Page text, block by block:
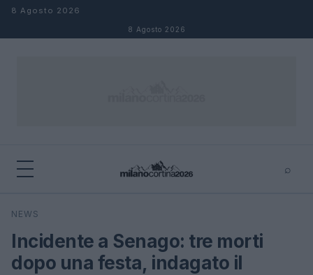
Salta al contenuto
8 Agosto 2026
8 Agosto 2026
⌕
Cerca
NEWS
Incidente a Senago: tre morti
dopo una festa, indagato il